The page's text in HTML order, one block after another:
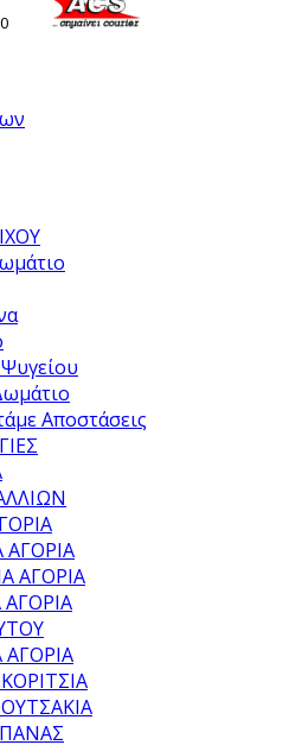
Αποστάσεις
ΑΓΟΡΙΑ
ΑΓΟΡΙΑ
ΑΓΟΡΙΑ
ΑΓΟΡΙΑ